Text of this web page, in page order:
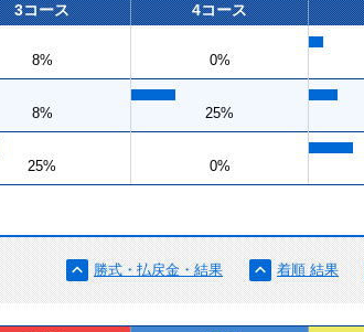
3コース 4コース
8% 0%
8% 25%
25% 0%
勝式・払戻金・結果 着順 結果